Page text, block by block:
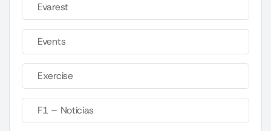
Evarest
Events
Exercise
F1 – Noticias